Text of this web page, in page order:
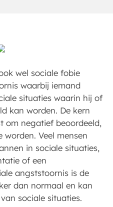
wel sociale fobie
waarbij iemand
situaties waarin hij of
kan worden. De kern
om negatief beoordeeld,
Veel mensen
in sociale situaties,
of een
angststoornis is de
dan normaal en kan
sociale situaties.